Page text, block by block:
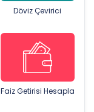
Döviz Çevirici
Faiz Getirisi Hesapla